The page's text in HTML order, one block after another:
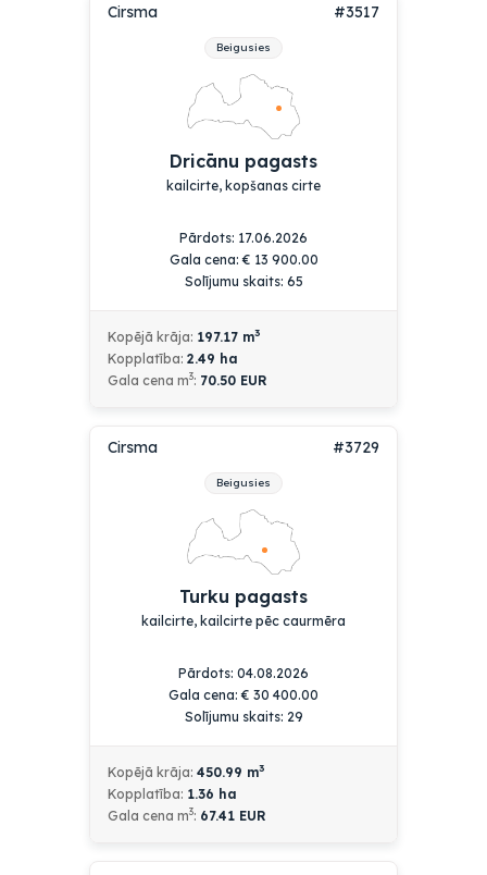
Cirsma #3517
Beigusies
Dricānu pagasts
kailcirte, kopšanas cirte
Pārdots: 17.06.2026
Gala cena:€ 13 900.00
Solījumu skaits: 65
Kopējā krāja: 197.17 m3
Kopplatība: 2.49 ha
Gala cena m3: 70.50 EUR
Cirsma #3729
Beigusies
Turku pagasts
kailcirte, kailcirte pēc caurmēra
Pārdots: 04.08.2026
Gala cena:€ 30 400.00
Solījumu skaits: 29
Kopējā krāja: 450.99 m3
Kopplatība: 1.36 ha
Gala cena m3: 67.41 EUR